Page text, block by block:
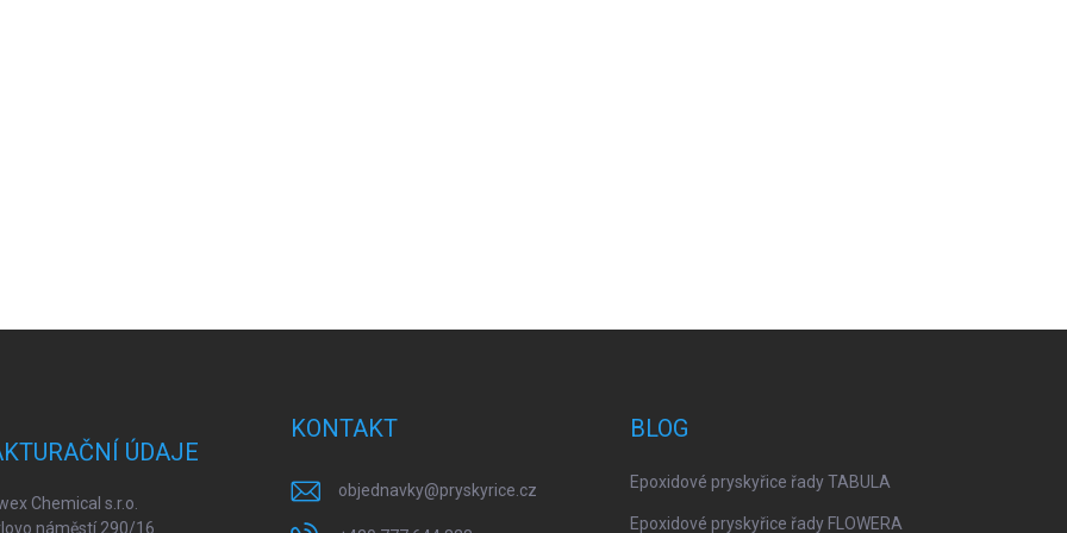
ÚDAJE
Chemical s.r.o.
náměstí 290/16
KONTAKT
objednavky@pryskyrice.cz
BLOG
Epoxidové pryskyřice řady TABULA
Epoxidové pryskyřice řady FLOWERA